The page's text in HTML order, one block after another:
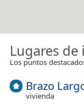
Lugares de
Los puntos
Brazo
vivienda